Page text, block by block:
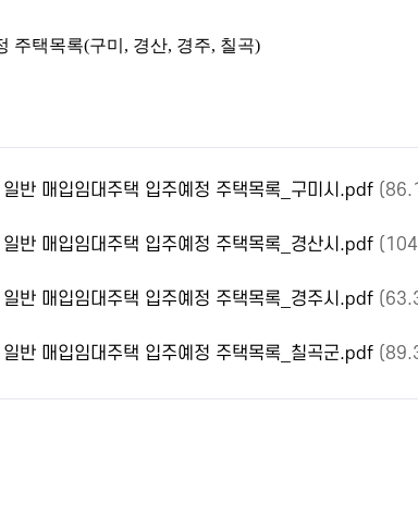
주택목록(구미, 경산, 경주, 칠곡)
반 매입임대주택 입주예정 주택목록_구미시.pdf
반 매입임대주택 입주예정 주택목록_경산시.pdf
반 매입임대주택 입주예정 주택목록_경주시.pdf
반 매입임대주택 입주예정 주택목록_칠곡군.pdf